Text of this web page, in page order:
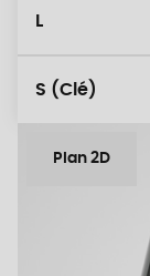
L
S (Clé)
Plan 2D